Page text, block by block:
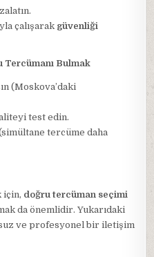
çalışarak güvenliği
Tercümanı Bulmak
(Moskova’daki
test edin.
tercüme daha
için, doğru tercüman seçimi
da önemlidir. Yukarıdaki
ve profesyonel bir iletişim